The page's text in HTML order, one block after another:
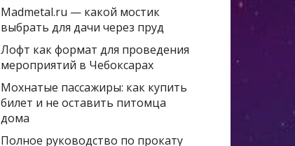
Madmetal.ru — какой мостик
выбрать для дачи через пруд
Лофт как формат для проведения
мероприятий в Чебоксарах
Мохнатые пассажиры: как купить
билет и не оставить питомца
дома
Полное руководство по прокату